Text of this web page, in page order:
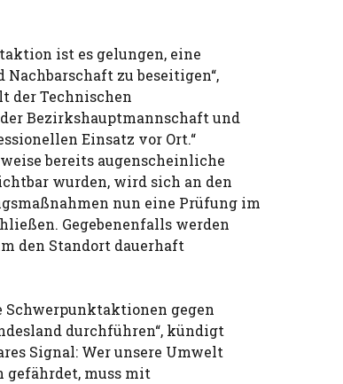
ist es gelungen, eine
zu beseitigen“,
der Technischen
Bezirkshauptmannschaft und
Einsatz vor Ort.“
bereits augenscheinliche
wurden, wird sich an den
nun eine Prüfung im
Gegebenenfalls werden
den Standort dauerhaft
gegen
durchführen“, kündigt
Signal: Wer unsere Umwelt
muss mit